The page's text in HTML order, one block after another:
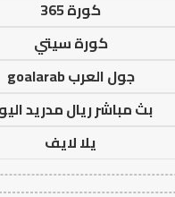
كورة 365
كورة سيتي
جول العرب goalarab
بث مباشر ريال مدريد
يلا لايف